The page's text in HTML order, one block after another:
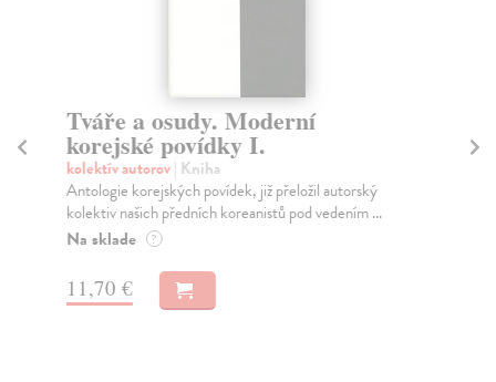
Tváře a osudy. Moderní
korejské povídky I.
kolektív autorov| Kniha
Antologie korejských povídek, již přeložil autorský
kolektiv našich předních koreanistů pod vedením ...
Na sklade ?
11,70 €